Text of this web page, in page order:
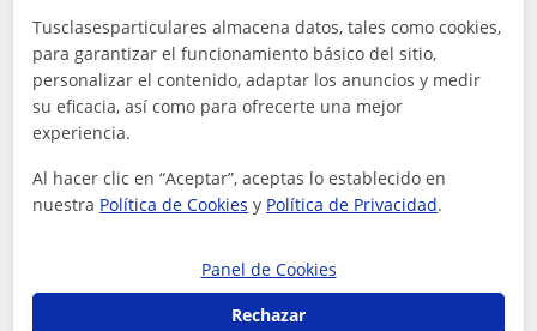
Balears
Ciencias políticas
Clases particulares de todos los niveles en
zona Palma
la Administración; actualmente opositando el cuerpo de
Subinspectores Laborales. Ofr...
Tusclasesparticulares almacena datos, tales como cookies,
para garantizar el funcionamiento básico del sitio,
personalizar el contenido, adaptar los anuncios y medir
su eficacia, así como para ofrecerte una mejor
experiencia.
Al hacer clic en “Aceptar”, aceptas lo establecido en
nuestra Política de Cookies y Política de Privacidad.
Panel de Cookies
Rechazar